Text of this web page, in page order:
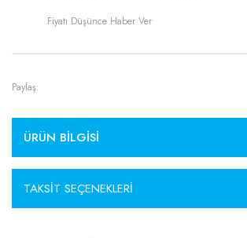
Fiyatı Düşünce Haber Ver
Paylaş:
ÜRÜN BILGISI
TAKSIT SEÇENEKLERI